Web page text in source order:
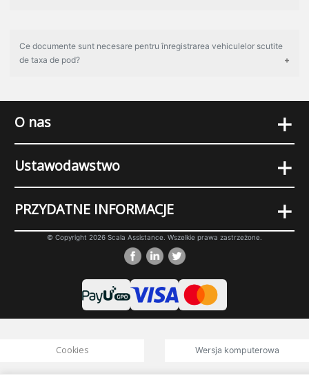
Ce documente sunt necesare pentru înregistrarea vehiculelor scutite
de taxa de pod?
O nas +
Ustawodawstwo +
PRZYDATNE INFORMACJE +
© Copyright 2026 Scala Assistance. Wszelkie prawa zastrzeżone.
Cookies Wersja komputerowa